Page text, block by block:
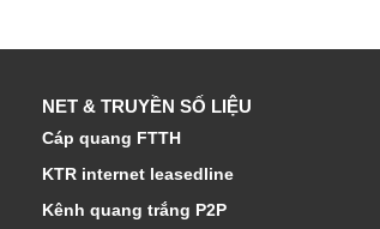
NET & TRUYỀN SỐ LIỆU
Cáp quang FTTH
KTR internet leasedline
Kênh quang trắng P2P